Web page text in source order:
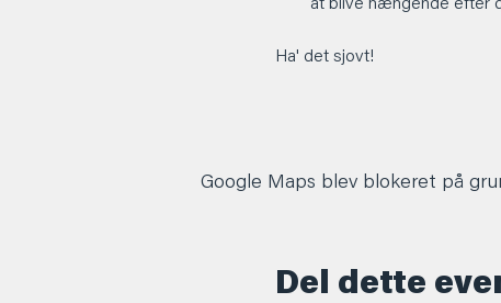
at blive hængende efter
Ha' det sjovt!
Google Maps blev blokeret på
Del dette